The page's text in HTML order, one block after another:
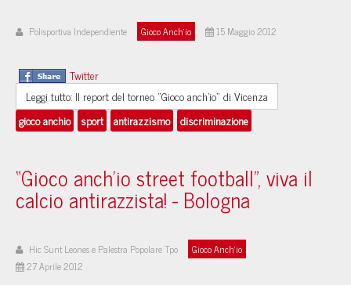
Polisportiva Independiente Gioco Anch'io 15 Maggio 2012
Twitter
Leggi tutto: Il report del torneo "Gioco anch'io" di Vicenza
gioco anchio
sport antirazzismo discriminazione
“Gioco anch’io street football”, viva il
calcio antirazzista! - Bologna
Hic Sunt Leones e Palestra Popolare Tpo
Gioco Anch'io
27 Aprile 2012